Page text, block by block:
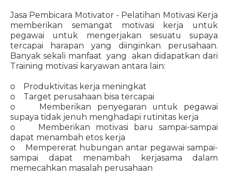
Jasa Pembicara Motivator - Pelatihan Motivasi Kerja
memberikan semangat motivasi kerja untuk
pegawai untuk mengerjakan sesuatu supaya
tercapai harapan yang diinginkan perusahaan.
Banyak sekali manfaat yang akan didapatkan dari
Training motivasi karyawan antara lain:
o Produktivitas kerja meningkat
o Target perusahaan bisa tercapai
o Memberikan penyegaran untuk pegawai
supaya tidak jenuh menghadapi rutinitas kerja
o Memberikan motivasi baru sampai-sampai
dapat menambah etos kerja
o Mempererat hubungan antar pegawai sampai-
sampai dapat menambah kerjasama dalam
memecahkan masalah perusahaan